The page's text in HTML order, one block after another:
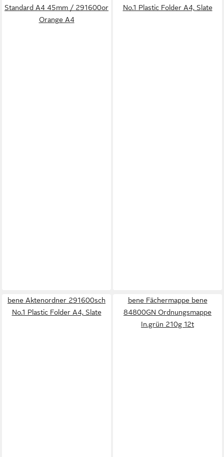
Standard A4 45mm / 291600or
Orange A4
No.1 Plastic Folder A4, Slate
bene Aktenordner 291600sch
No.1 Plastic Folder A4, Slate
bene Fächermappe bene
84800GN Ordnungsmappe
In.grün 210g 12t